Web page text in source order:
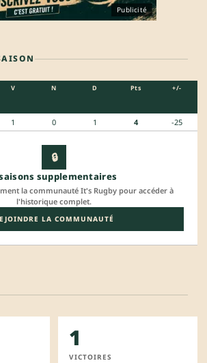
Publicité
V N D Pts +/-
1 0 1 4 -25
🔒
supplementaires
la communauté It's Rugby pour accéder à
l'historique complet.
LA COMMUNAUTÉ
1
VICTOIRES